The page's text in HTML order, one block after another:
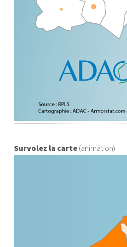
Survolez la carte (animation)